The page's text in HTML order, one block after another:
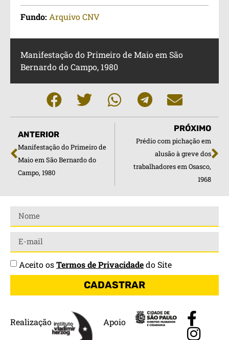
Fundo: Arquivo CNV
Manifestação do Primeiro de Maio em São
Bernardo do Campo, 1980
ANTERIOR
Manifestação do Primeiro de
Maio em São Bernardo do
Campo, 1980
PRÓXIMO
Prédio com pichação em
alusão à greve dos
trabalhadores em Osasco,
1968
Realização Apoio
Aceito osTermos de Privacidadedo Site
CADASTRAR